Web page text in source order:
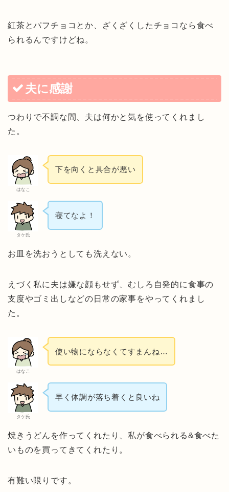
紅茶とパフチョコとか、ざくざくしたチョコなら食べ
られるんですけどね。
夫に感謝
つわりで不調な間、夫は何かと気を使ってくれまし
た。
はなこ
下を向くと具合が悪い
タケ氏
寝てなよ！
お皿を洗おうとしても洗えない。
えづく私に夫は嫌な顔もせず、むしろ自発的に食事の
支度やゴミ出しなどの日常の家事をやってくれまし
た。
はなこ
使い物にならなくてすまんね…
タケ氏
早く体調が落ち着くと良いね
焼きうどんを作ってくれたり、私が食べられる&食べた
いものを買ってきてくれたり。
有難い限りです。